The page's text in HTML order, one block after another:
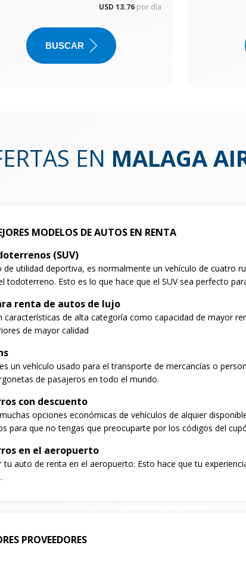
USD 13.76 por día
BUSCAR
EN MALAGA
MODELOS DE AUTOS EN RENTA
(SUV)
de utilidad deportiva, es normalmente un vehículo de cuatro
todoterreno. Esto es lo que hace que el SUV sea perfecto
renta de autos de lujo
características de alta categoría como capacidad de mayor
de mayor calidad
un vehículo usado para el transporte de mercancías o
de pasajeros en todo el mundo.
con descuento
opciones económicas de vehículos de alquier
para que no tengas que preocuparte por los códigos del
en el aeropuerto
tu auto de renta en el aeropuerto. Esto hace que tu
PROVEEDORES